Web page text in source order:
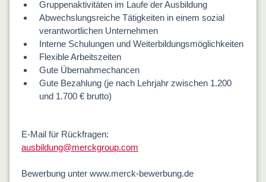
Gruppenaktivitäten im Laufe der Ausbildung
Abwechslungsreiche Tätigkeiten in einem sozial
verantwortlichen Unternehmen
Interne Schulungen und Weiterbildungsmöglichkeiten
Flexible Arbeitszeiten
Gute Übernahmechancen
Gute Bezahlung (je nach Lehrjahr zwischen 1.200
und 1.700 € brutto)
E-Mail für Rückfragen:
ausbildung@merckgroup.com
Bewerbung unter www.merck-bewerbung.de